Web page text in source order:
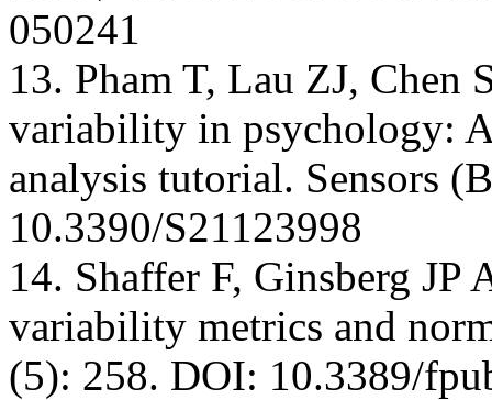
050241
13. Pham T, Lau ZJ,
variability in psychology:
analysis tutorial. Sensors
10.3390/S21123998
14. Shaffer F, Ginsberg JP
variability metrics and
(5): 258. DOI: 10.3389/